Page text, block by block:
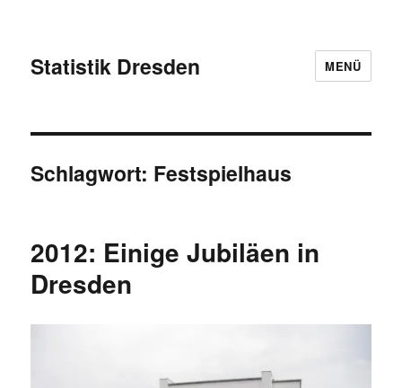
Statistik Dresden MENÜ
Schlagwort: Festspielhaus
2012: Einige Jubiläen in
Dresden